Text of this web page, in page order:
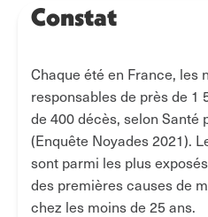
Constat
Chaque été en France, les
responsables de près de 1
de 400 décès, selon Santé
(Enquête Noyades 2021).
sont parmi les plus
des premières causes de
chez les moins de 25 ans.